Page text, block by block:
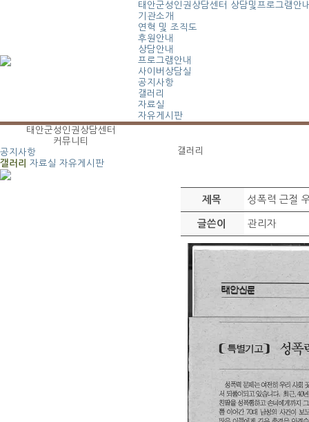
태안군성인권상담센터
상담및프로그램안
기관소개
연혁 및 조직도
후원안내
상담안내
프로그램안내
사이버상담실
공지사항
갤러리
자료실
자유게시판
태안군성인권상담센터
커뮤니티
공지사항
갤러리
자료실 자유게시판
갤러리
제목 성폭력 근절
글쓴이 관리자